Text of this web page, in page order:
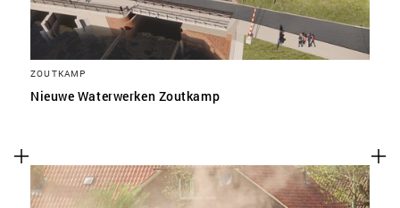
ZOUTKAMP
Nieuwe Waterwerken Zoutkamp